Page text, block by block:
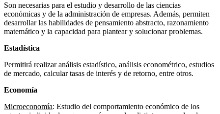
Son necesarias para el estudio y desarrollo de las ciencias
económicas y de la administración de empresas. Además, permiten
desarrollar las habilidades de pensamiento abstracto, razonamiento
matemático y la capacidad para plantear y solucionar problemas.
Estadística
Permitirá realizar análisis estadístico, análisis econométrico, estudios
de mercado, calcular tasas de interés y de retorno, entre otros.
Economía
Microeconomía: Estudio del comportamiento económico de los